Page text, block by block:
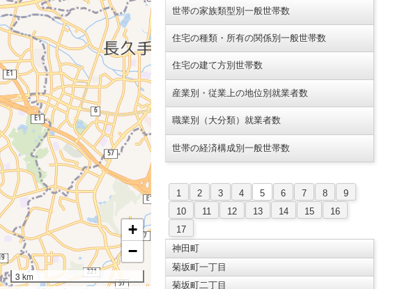
+
−
3 km
世帯の家族類型別一般世帯数
住宅の種類・所有の関係別一般世帯数
住宅の建て方別世帯数
産業別・従業上の地位別就業者数
職業別（大分類）就業者数
世帯の経済構成別一般世帯数
1 2 3 4 5 6 7 8
9
10
11 12 13 14 15
16
17
神田町
菊坂町一丁目
菊坂町二丁目